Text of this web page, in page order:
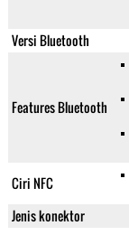
Versi Bluetooth
Features Bluetooth
Ciri NFC
Jenis konektor